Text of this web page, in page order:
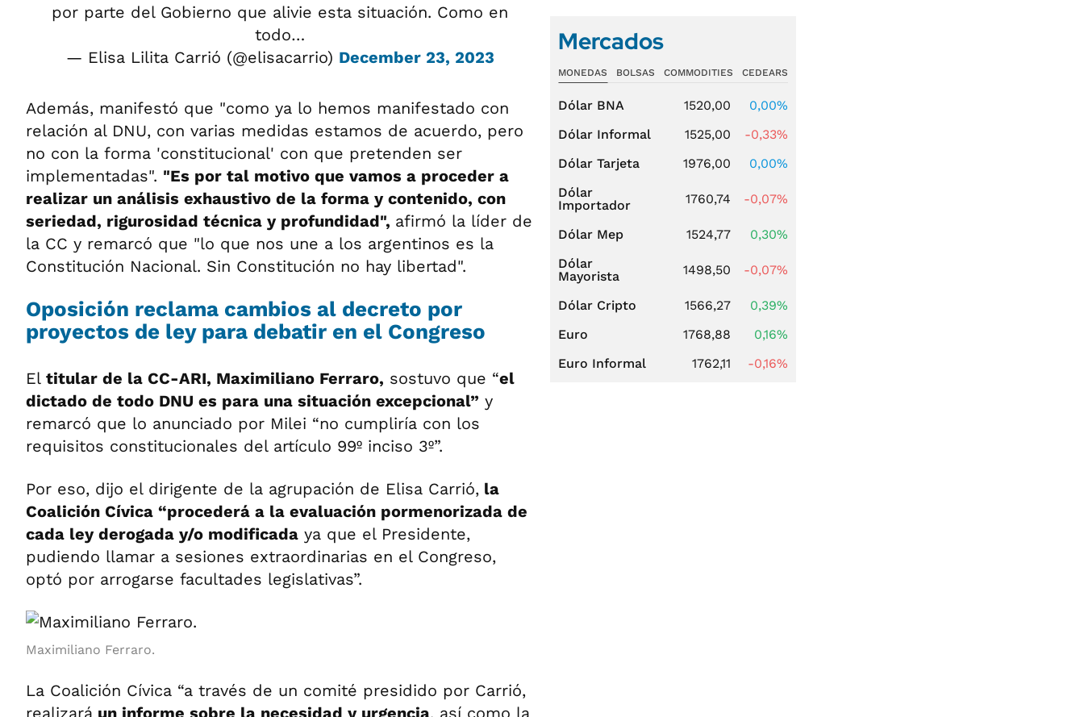
por parte del Gobierno que alivie esta situación. Como en
todo…
— Elisa Lilita Carrió (@elisacarrio) December 23, 2023
Además, manifestó que "como ya lo hemos manifestado con
relación al DNU, con varias medidas estamos de acuerdo, pero
no con la forma 'constitucional' con que pretenden ser
implementadas". "Es por tal motivo que vamos a proceder a
realizar un análisis exhaustivo de la forma y contenido, con
seriedad, rigurosidad técnica y profundidad", afirmó la líder de
la CC y remarcó que "lo que nos une a los argentinos es la
Constitución Nacional. Sin Constitución no hay libertad".
Oposición reclama cambios al decreto por
proyectos de ley para debatir en el Congreso
El titular de la CC-ARI, Maximiliano Ferraro, sostuvo que “el
dictado de todo DNU es para una situación excepcional” y
remarcó que lo anunciado por Milei “no cumpliría con los
requisitos constitucionales del artículo 99º inciso 3º”.
Por eso, dijo el dirigente de la agrupación de Elisa Carrió, la
Coalición Cívica “procederá a la evaluación pormenorizada de
cada ley derogada y/o modificada ya que el Presidente,
pudiendo llamar a sesiones extraordinarias en el Congreso,
optó por arrogarse facultades legislativas”.
Maximiliano Ferraro.
La Coalición Cívica “a través de un comité presidido por Carrió,
realizará un informe sobre la necesidad y urgencia, así como la
Mercados
MONEDAS BOLSAS COMMODITIES CEDEARS
Dólar BNA 1520,00
0,00%
Dólar Informal
1525,00
-0,33%
Dólar Tarjeta
1976,00
0,00%
Dólar
Importador
1760,74 -0,07%
Dólar Mep 1524,77
0,30%
Dólar
Mayorista
1498,50 -0,07%
Dólar Cripto 1566,27
0,39%
Euro
1768,88
0,16%
Euro Informal
1762,11 -0,16%